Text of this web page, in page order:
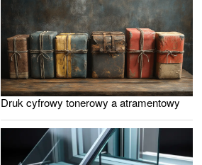
Druk cyfrowy tonerowy a atramentowy